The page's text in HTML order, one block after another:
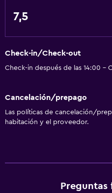
7,5
Check-in/Check-out
Check-in después de las 14:00 -
Cancelación/prepago
Las políticas de cancelación/
habitación y el proveedor.
Preguntas